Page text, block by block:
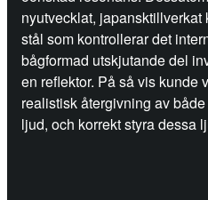
nyutvecklat, japansktillverkat
stål som kontrollerar det
bågformad utskjutande del
en reflektor. På så vis kunde
realistisk återgivning av
ljud, och korrekt styra dessa